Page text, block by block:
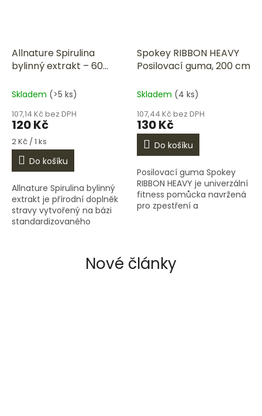
Allnature Spirulina
bylinný extrakt – 60
Skladem (>5 ks)
107,14 Kč bez DPH
120 Kč
Měrná
cena:
2 Kč / 1 ks
Do košíku
Allnature Spirulina bylinný
extrakt je přírodní doplněk
stravy vytvořený na bázi
standardizovaného
Spokey RIBBON HEAVY
Posilovací guma, 200 cm
Skladem (4 ks)
107,44 Kč bez DPH
130 Kč
Do košíku
Posilovací guma Spokey
RIBBON HEAVY je univerzální
fitness pomůcka navržená
pro zpestření a
Nové články